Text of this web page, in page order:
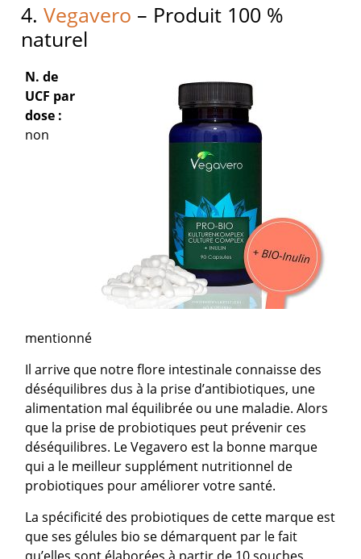
4.Vegavero – Produit 100 %
naturel
N. de
UCF par
dose :
non
mentionné
Il arrive que notre flore intestinale connaisse des
déséquilibres dus à la prise d’antibiotiques, une
alimentation mal équilibrée ou une maladie. Alors
que la prise de probiotiques peut prévenir ces
déséquilibres. Le Vegavero est la bonne marque
qui a le meilleur supplément nutritionnel de
probiotiques pour améliorer votre santé.
La spécificité des probiotiques de cette marque est
que ses gélules bio se démarquent par le fait